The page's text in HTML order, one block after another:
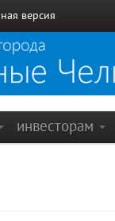
версия
инвесторам